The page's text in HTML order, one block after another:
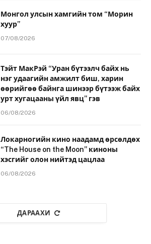
Монгол улсын хамгийн том “Морин
хуур”
07/08/2026
Тэйт МакРэй “Уран бүтээлч байх нь
нэг удаагийн амжилт биш, харин
өөрийгөө байнга шинээр бүтээж байх
урт хугацааны үйл явц” гэв
06/08/2026
Локарногийн кино наадамд өрсөлдөх
“The House on the Moon” киноны
хэсгийг олон нийтэд цацлаа
06/08/2026
ДАРААХИ